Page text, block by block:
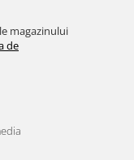
magazinului
de